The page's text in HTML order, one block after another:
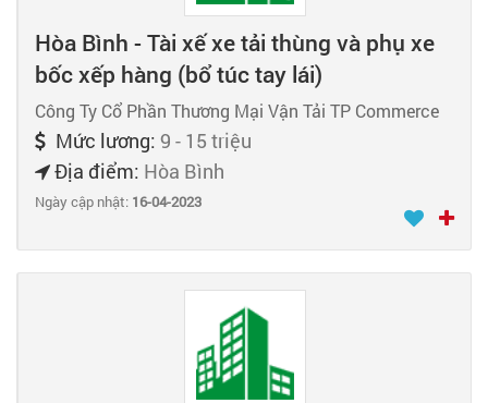
Hòa Bình - Tài xế xe tải thùng và phụ xe
bốc xếp hàng (bổ túc tay lái)
Công Ty Cổ Phần Thương Mại Vận Tải TP Commerce
Mức lương: 9 - 15 triệu
Địa điểm: Hòa Bình
Ngày cập nhật: 16-04-2023